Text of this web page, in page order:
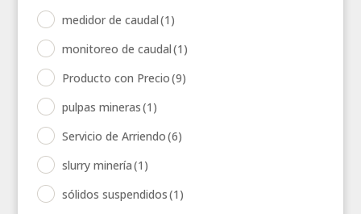
medidor de caudal(1)
monitoreo de caudal(1)
Producto con Precio(9)
pulpas mineras(1)
Servicio de Arriendo(6)
slurry minería(1)
sólidos suspendidos(1)